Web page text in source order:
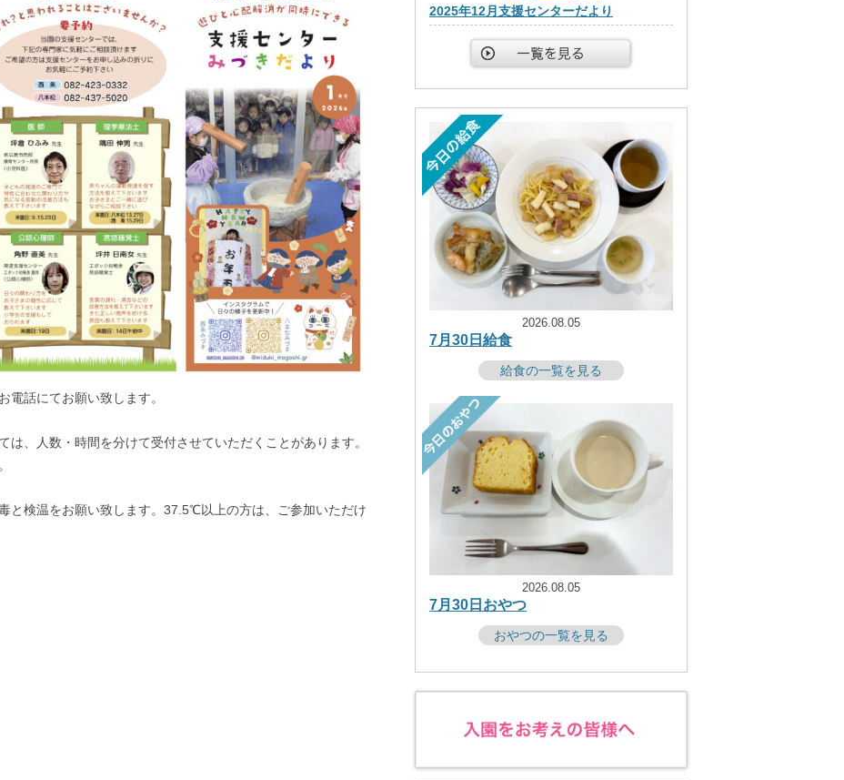
電話にてお願い致します。
は、人数・時間を分けて受付させていただくことがあります。
と検温をお願い致します。37.5℃以上の方は、ご参加いただけ
2025年12月支援センターだより
2026.08.05
7月30日給食
給食の一覧を見る
2026.08.05
7月30日おやつ
おやつの一覧を見る